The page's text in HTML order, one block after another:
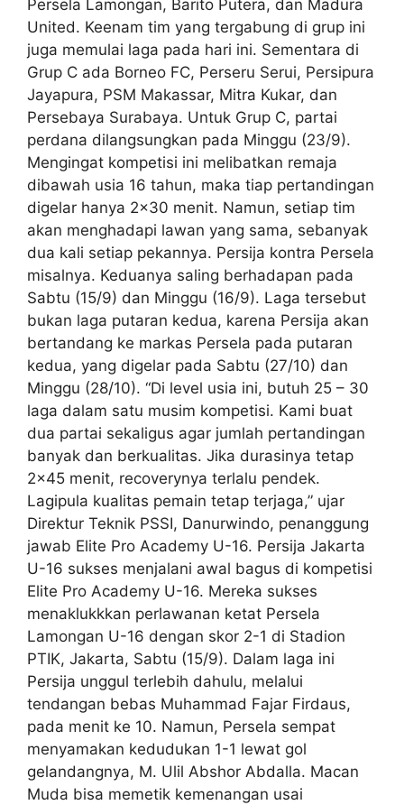
Persela Lamongan, Barito Putera, dan Madura
United. Keenam tim yang tergabung di grup ini
juga memulai laga pada hari ini. Sementara di
Grup C ada Borneo FC, Perseru Serui, Persipura
Jayapura, PSM Makassar, Mitra Kukar, dan
Persebaya Surabaya. Untuk Grup C, partai
perdana dilangsungkan pada Minggu (23/9).
Mengingat kompetisi ini melibatkan remaja
dibawah usia 16 tahun, maka tiap pertandingan
digelar hanya 2×30 menit. Namun, setiap tim
akan menghadapi lawan yang sama, sebanyak
dua kali setiap pekannya. Persija kontra Persela
misalnya. Keduanya saling berhadapan pada
Sabtu (15/9) dan Minggu (16/9). Laga tersebut
bukan laga putaran kedua, karena Persija akan
bertandang ke markas Persela pada putaran
kedua, yang digelar pada Sabtu (27/10) dan
Minggu (28/10). “Di level usia ini, butuh 25 – 30
laga dalam satu musim kompetisi. Kami buat
dua partai sekaligus agar jumlah pertandingan
banyak dan berkualitas. Jika durasinya tetap
2×45 menit, recoverynya terlalu pendek.
Lagipula kualitas pemain tetap terjaga,” ujar
Direktur Teknik PSSI, Danurwindo, penanggung
jawab Elite Pro Academy U-16. Persija Jakarta
U-16 sukses menjalani awal bagus di kompetisi
Elite Pro Academy U-16. Mereka sukses
menaklukkkan perlawanan ketat Persela
Lamongan U-16 dengan skor 2-1 di Stadion
PTIK, Jakarta, Sabtu (15/9). Dalam laga ini
Persija unggul terlebih dahulu, melalui
tendangan bebas Muhammad Fajar Firdaus,
pada menit ke 10. Namun, Persela sempat
menyamakan kedudukan 1-1 lewat gol
gelandangnya, M. Ulil Abshor Abdalla. Macan
Muda bisa memetik kemenangan usai